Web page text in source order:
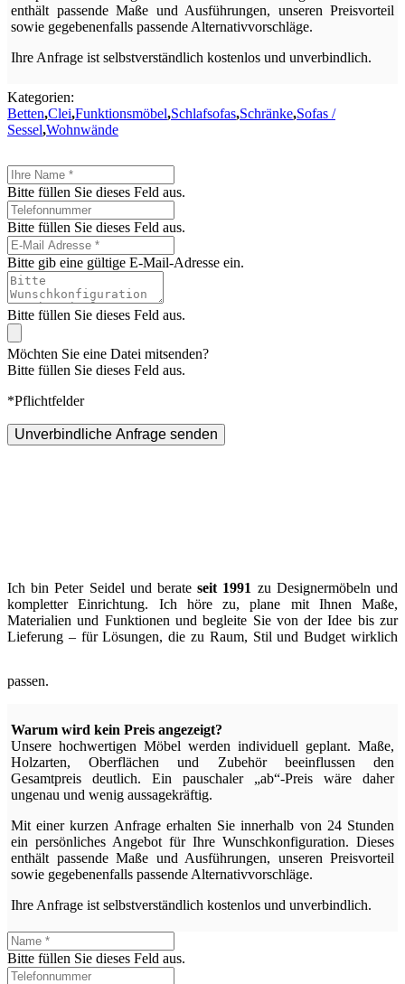
enthält passende Maße und Ausführungen, unseren Preisvorteil
sowie gegebenenfalls passende Alternativvorschläge.
Ihre Anfrage ist selbstverständlich kostenlos und unverbindlich.
Kategorien:
Betten,Clei,Funktionsmöbel,Schlafsofas,Schränke,Sofas /
Sessel,Wohnwände
Bitte füllen Sie dieses Feld aus.
Bitte füllen Sie dieses Feld aus.
Bitte gib eine gültige E-Mail-Adresse ein.
Bitte füllen Sie dieses Feld aus.
Möchten Sie eine Datei mitsenden?
Bitte füllen Sie dieses Feld aus.
*Pflichtfelder
Unverbindliche Anfrage senden
Ich bin Peter Seidel und berateseit 1991 zu Designermöbeln und
kompletter Einrichtung. Ich höre zu, plane mit Ihnen Maße,
Materialien und Funktionen und begleite Sie von der Idee bis zur
Lieferung – für Lösungen, die zu Raum, Stil und Budget wirklich
passen.
Warum wird kein Preis angezeigt?
Unsere hochwertigen Möbel werden individuell geplant. Maße,
Holzarten, Oberflächen und Zubehör beeinflussen den
Gesamtpreis deutlich. Ein pauschaler „ab“-Preis wäre daher
ungenau und wenig aussagekräftig.
Mit einer kurzen Anfrage erhalten Sie innerhalb von 24 Stunden
ein persönliches Angebot für Ihre Wunschkonfiguration. Dieses
enthält passende Maße und Ausführungen, unseren Preisvorteil
sowie gegebenenfalls passende Alternativvorschläge.
Ihre Anfrage ist selbstverständlich kostenlos und unverbindlich.
Bitte füllen Sie dieses Feld aus.